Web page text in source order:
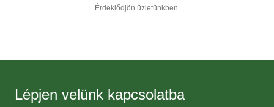
Érdeklődjön üzletünkben.
Lépjen velünk kapcsolatba